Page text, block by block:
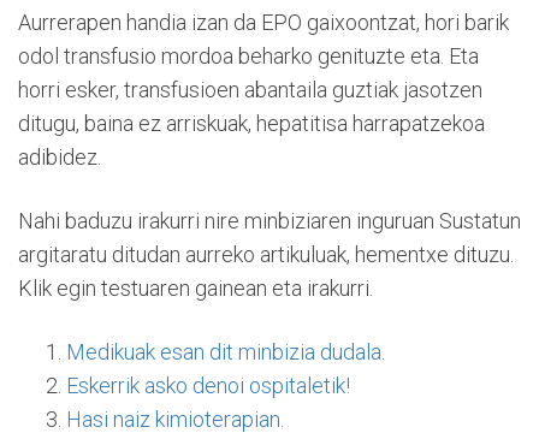
Aurrerapen handia izan da EPO gaixoontzat, hori barik
odol transfusio mordoa beharko genituzte eta. Eta
horri esker, transfusioen abantaila guztiak jasotzen
ditugu, baina ez arriskuak, hepatitisa harrapatzekoa
adibidez.
Nahi baduzu irakurri nire minbiziaren inguruan Sustatun
argitaratu ditudan aurreko artikuluak, hementxe dituzu.
Klik egin testuaren gainean eta irakurri.
Medikuak esan dit minbizia dudala.
Eskerrik asko denoi ospitaletik!
Hasi naiz kimioterapian.